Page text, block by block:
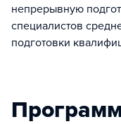
непрерывную
специалистов
подготовки